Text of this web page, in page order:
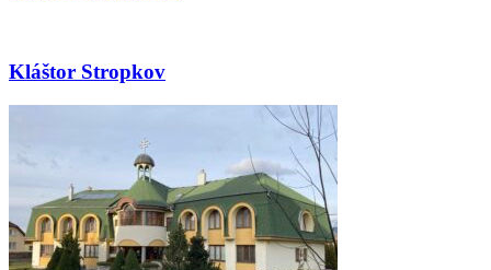
Kláštor Stropkov